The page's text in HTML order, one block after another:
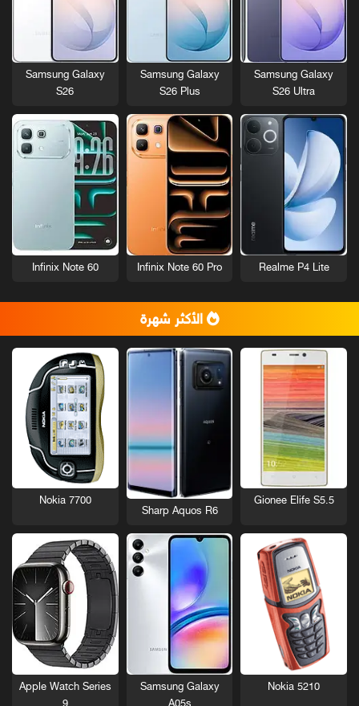
Samsung Galaxy
S26 Ultra
Samsung Galaxy
S26 Plus
Samsung Galaxy
S26
Realme P4 Lite
Infinix Note 60 Pro
Infinix Note 60
الأكثر شهرة
Gionee Elife S5.5
Sharp Aquos R6
Nokia 7700
Nokia 5210
Samsung Galaxy
Apple Watch Series